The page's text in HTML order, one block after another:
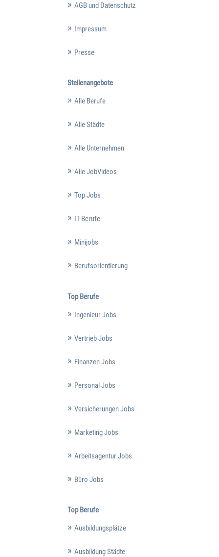
AGB und Datenschutz
Impressum
Presse
Stellenangebote
Alle Berufe
Alle Städte
Alle Unternehmen
Alle JobVideos
Top Jobs
IT-Berufe
Minijobs
Berufsorientierung
Top Berufe
Ingenieur Jobs
Vertrieb Jobs
Finanzen Jobs
Personal Jobs
Versicherungen Jobs
Marketing Jobs
Arbeitsagentur Jobs
Büro Jobs
Top Berufe
Ausbildungsplätze
Ausbildung Städte